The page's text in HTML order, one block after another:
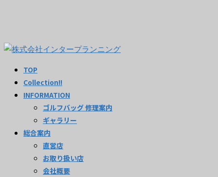
TOP
Collection!!
INFORMATION
ゴルフバッグ 修理案内
ギャラリー
総合案内
直営店
お取り扱い店
会社概要